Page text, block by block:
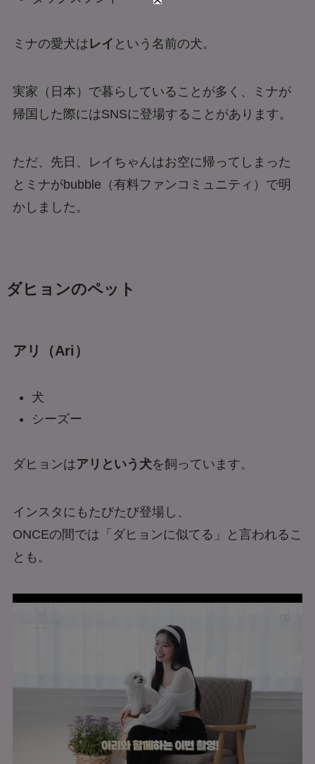
ミナの愛犬は レイ という名前の犬。
実家（日本）で暮らしていることが多く、ミナが
帰国した際にはSNSに登場することがあります。
ただ、先日、レイちゃんはお空に帰ってしまった
とミナがbubble（有料ファンコミュニティ）で明
かしました。
ダヒョンのペット
アリ（Ari）
犬
シーズー
ダヒョンは アリという犬を飼っています。
インスタにもたびたび登場し、
ONCEの間では「ダヒョンに似てる」と言われるこ
とも。